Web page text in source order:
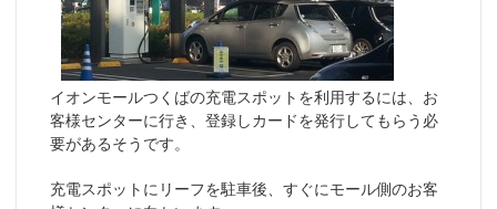
イオンモールつくばの充電スポットを利用するには、お
客様センターに行き、登録しカードを発行してもらう必
要があるそうです。
充電スポットにリーフを駐車後、すぐにモール側のお客